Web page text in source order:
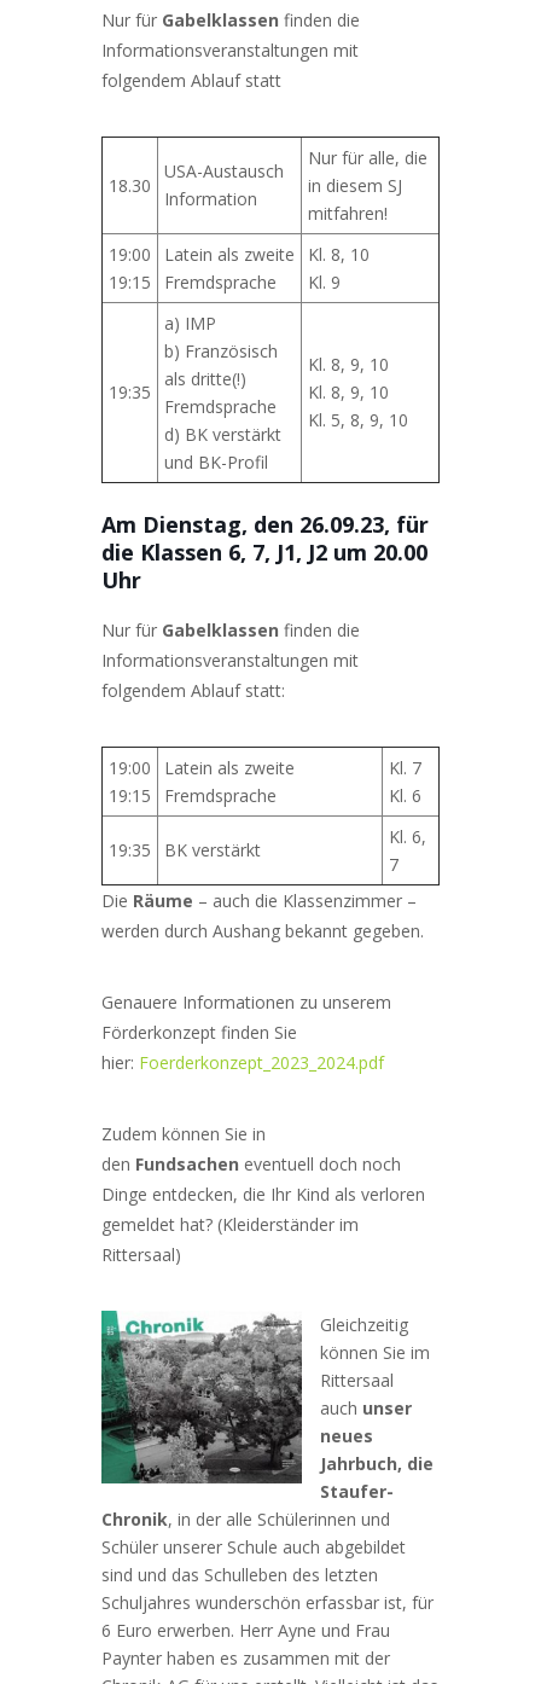
Nur für Gabelklassen finden die
Informationsveranstaltungen mit
folgendem Ablauf statt
18.30
USA-Austausch
Information
Nur für alle, die
in diesem SJ
mitfahren!
19:00
19:15
Latein als zweite
Fremdsprache
Kl. 8, 10
Kl. 9
19:35
a) IMP
b) Französisch
als dritte(!)
Fremdsprache
d) BK verstärkt
und BK-Profil
Kl. 8, 9, 10
Kl. 8, 9, 10
Kl. 5, 8, 9, 10
Am Dienstag, den 26.09.23, für
die Klassen 6, 7, J1, J2 um 20.00
Uhr
Nur für Gabelklassen finden die
Informationsveranstaltungen mit
folgendem Ablauf statt:
19:00
19:15
Latein als zweite
Fremdsprache
Kl. 7
Kl. 6
19:35 BK verstärkt
Kl. 6,
7
Die Räume – auch die Klassenzimmer –
werden durch Aushang bekannt gegeben.
Genauere Informationen zu unserem
Förderkonzept finden Sie
hier: Foerderkonzept_2023_2024.pdf
Zudem können Sie in
den Fundsachen eventuell doch noch
Dinge entdecken, die Ihr Kind als verloren
gemeldet hat? (Kleiderständer im
Rittersaal)
Gleichzeitig
können Sie im
Rittersaal
auch unser
neues
Jahrbuch, die
Staufer-
Chronik, in der alle Schülerinnen und
Schüler unserer Schule auch abgebildet
sind und das Schulleben des letzten
Schuljahres wunderschön erfassbar ist, für
6 Euro erwerben. Herr Ayne und Frau
Paynter haben es zusammen mit der